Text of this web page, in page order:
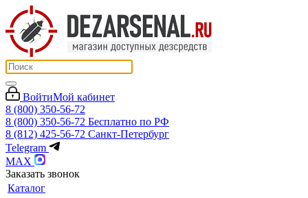
ВойтиМой кабинет
8 (800) 350-56-72
8 (800) 350-56-72 Бесплатно по РФ
8 (812) 425-56-72 Санкт-Петербург
Telegram
MAX
Заказать звонок
Каталог